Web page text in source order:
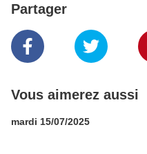
Partager
Vous aimerez aussi
mardi 15/07/2025